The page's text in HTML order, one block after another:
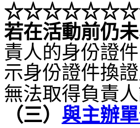
☆☆☆☆☆☆
若在活動前仍
責人的身份證
示身份證件換
無法取得負責
（三） 與主辦